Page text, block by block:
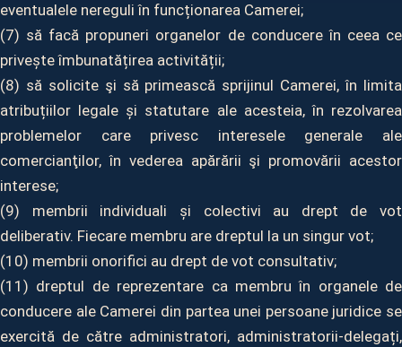
eventualele nereguli în funcționarea Camerei;
(7) să facă propuneri organelor de conducere în ceea ce
privește îmbunatățirea activității;
(8) să solicite şi să primească sprijinul Camerei, în limita
atribuțiilor legale și statutare ale acesteia, în rezolvarea
problemelor care privesc interesele generale ale
comercianţilor, în vederea apărării şi promovării acestor
interese;
(9) membrii individuali și colectivi au drept de vot
deliberativ. Fiecare membru are dreptul la un singur vot;
(10) membrii onorifici au drept de vot consultativ;
(11) dreptul de reprezentare ca membru în organele de
conducere ale Camerei din partea unei persoane juridice se
exercită de către administratori, administratorii-delegați,